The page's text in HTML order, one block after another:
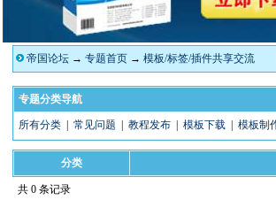
帝国论坛→ 专题首页→ 模板/标签/插件共享交流【
专题分类导航
所有分类| 常见问题 教程发布| 模板下载| 模板制
分类
共 0 条记录